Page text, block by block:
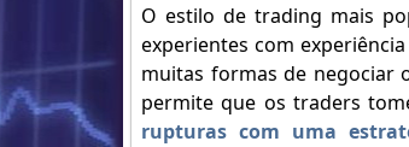
O estilo de trading mais
experientes com
muitas formas de negociar
permite que os traders
rupturas com uma